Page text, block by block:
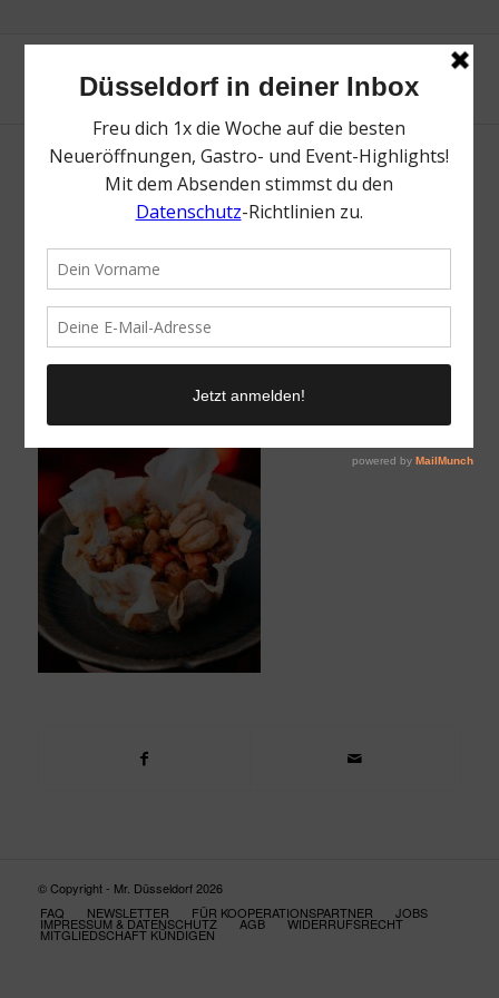
Green Light District Düsseldorf |
© Copyright - Mr. Düsseldorf 2026
FAQ
NEWSLETTER FÜR KOOPERATIONSPARTNER JOBS
IMPRESSUM & DATENSCHUTZ AGB WIDERRUFSRECHT
MITGLIEDSCHAFT KÜNDIGEN